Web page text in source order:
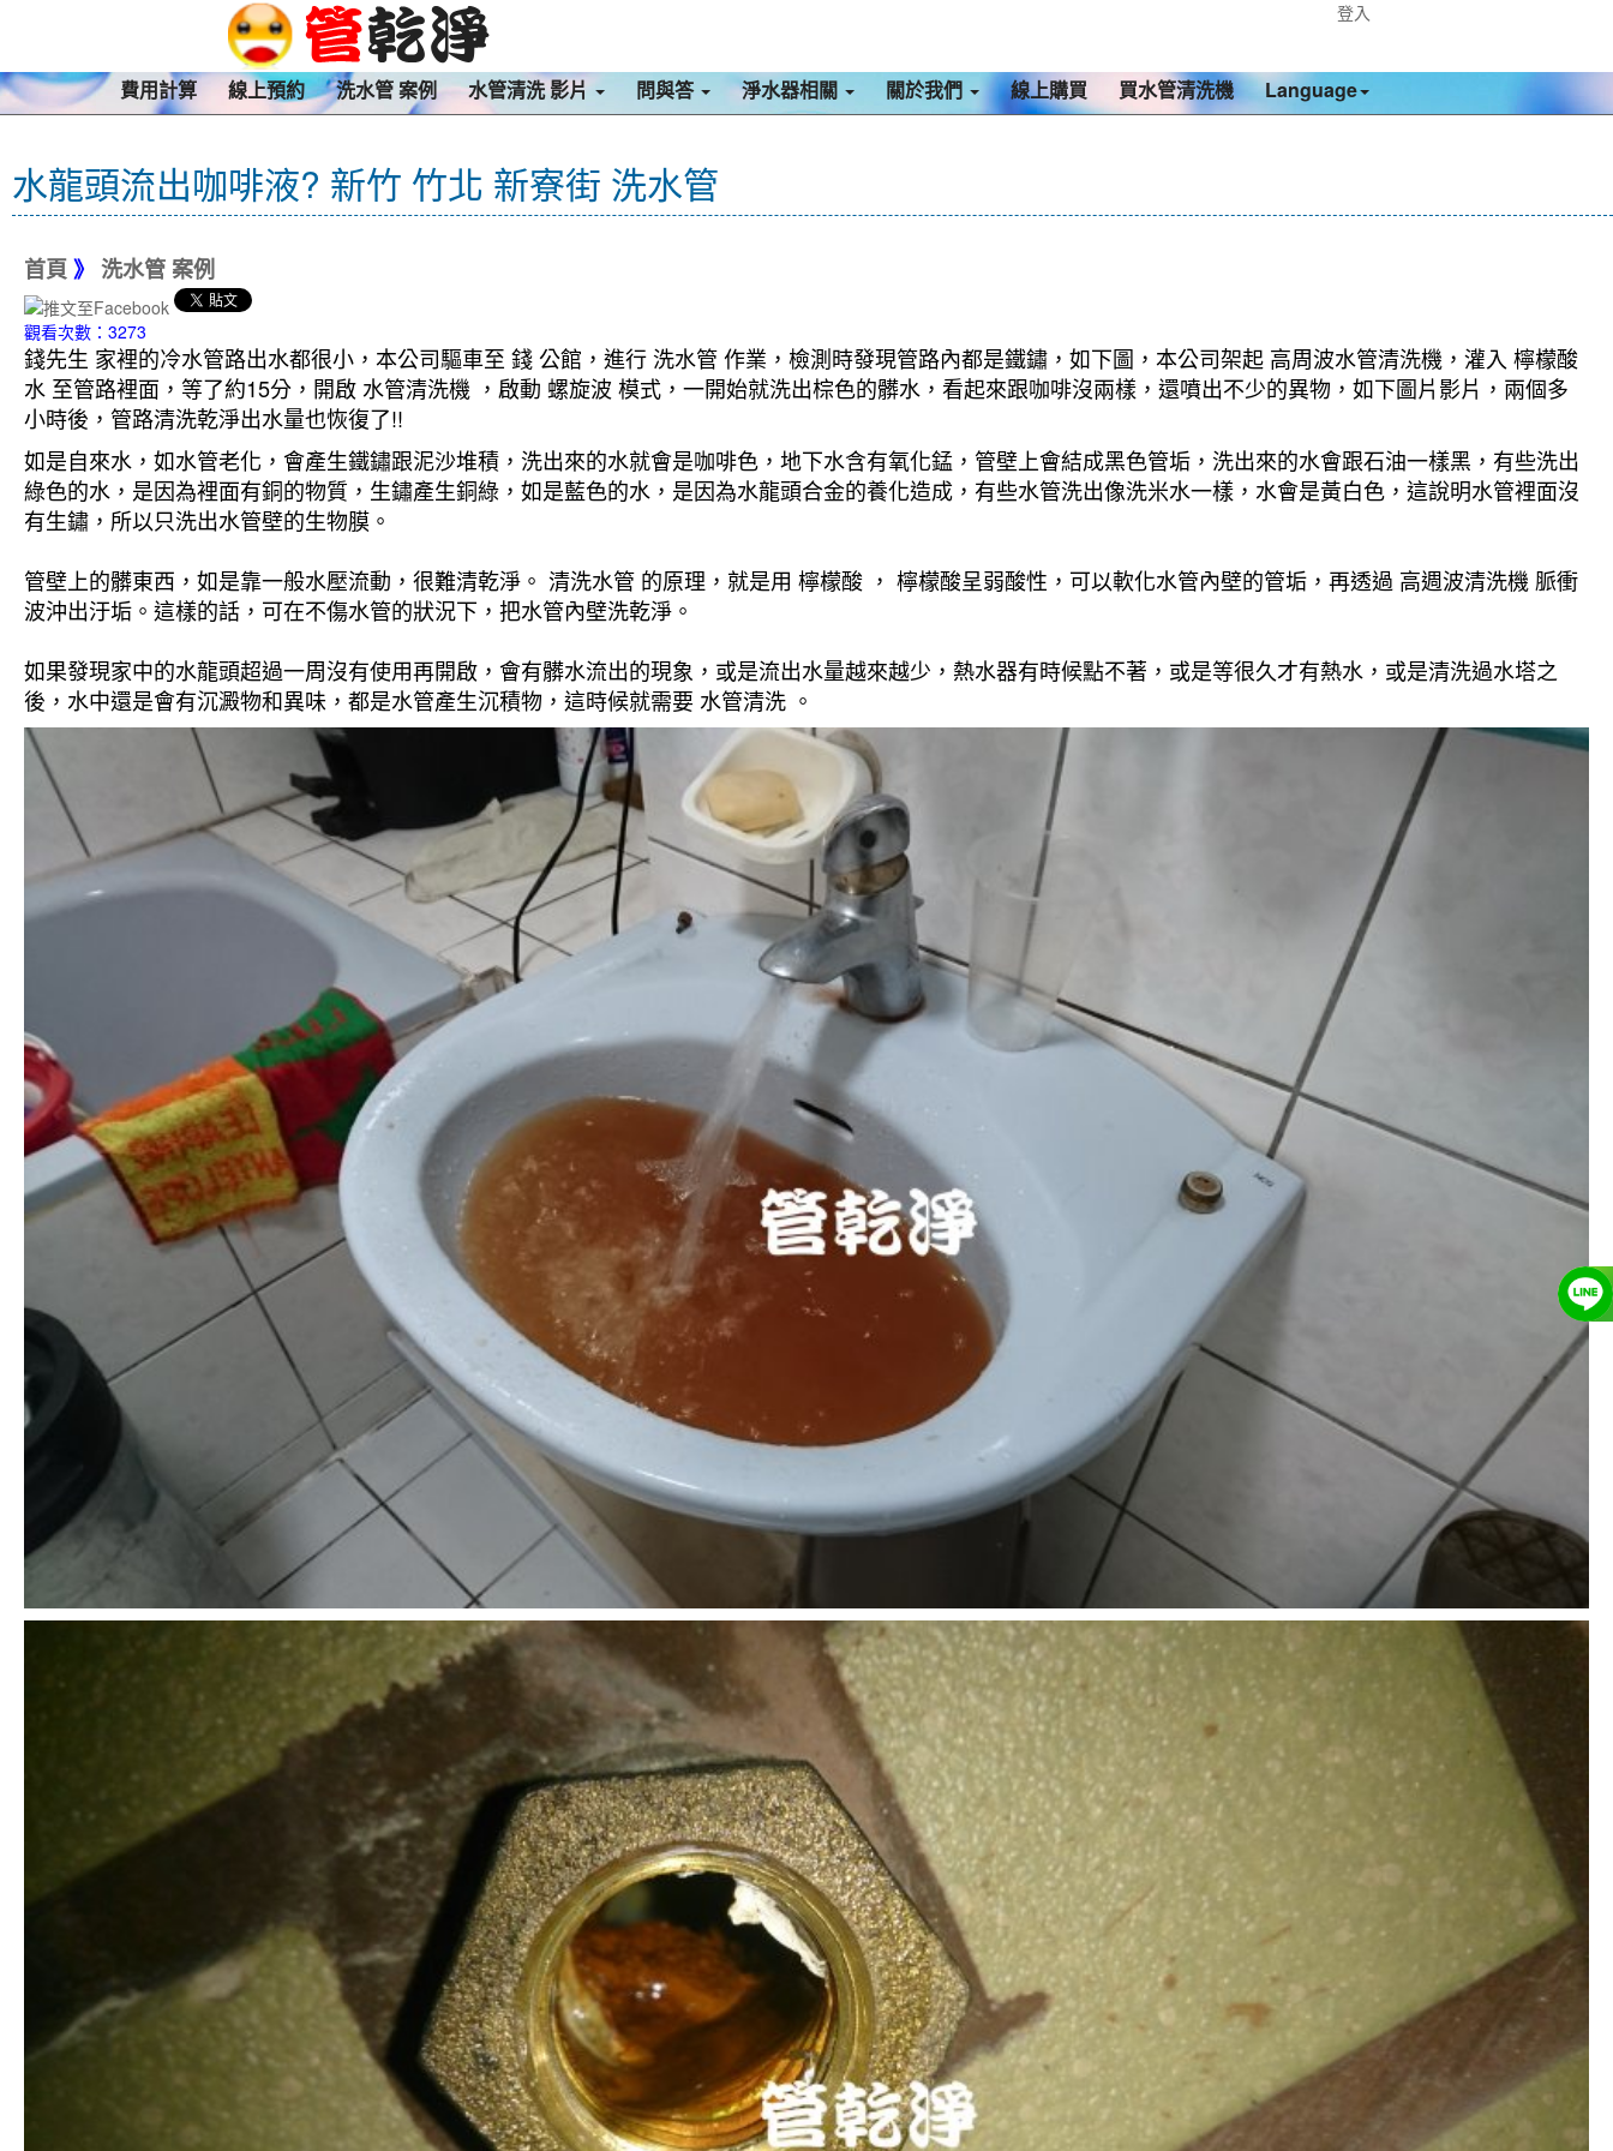
登入
費用計算 線上預約 洗水管 案例 水管清洗 影片 問與答 淨水器相關 關於我們 線上購買 買水管清洗機 Language
水龍頭流出咖啡液? 新竹 竹北 新寮街 洗水管
首頁 》 洗水管 案例
觀看次數：3273
錢先生 家裡的冷水管路出水都很小，本公司驅車至 錢 公館，進行 洗水管 作業，檢測時發現管路內都是鐵鏽，如下圖，本公司架起 高周波水管清洗機，灌入 檸檬酸
水 至管路裡面，等了約15分，開啟 水管清洗機 ，啟動 螺旋波 模式，一開始就洗出棕色的髒水，看起來跟咖啡沒兩樣，還噴出不少的異物，如下圖片影片，兩個多
小時後，管路清洗乾淨出水量也恢復了!!
如是自來水，如水管老化，會產生鐵鏽跟泥沙堆積，洗出來的水就會是咖啡色，地下水含有氧化錳，管壁上會結成黑色管垢，洗出來的水會跟石油一樣黑，有些洗出
綠色的水，是因為裡面有銅的物質，生鏽產生銅綠，如是藍色的水，是因為水龍頭合金的養化造成，有些水管洗出像洗米水一樣，水會是黃白色，這說明水管裡面沒
有生鏽，所以只洗出水管壁的生物膜。
管壁上的髒東西，如是靠一般水壓流動，很難清乾淨。 清洗水管 的原理，就是用 檸檬酸 ， 檸檬酸呈弱酸性，可以軟化水管內壁的管垢，再透過 高週波清洗機 脈衝
波沖出汙垢。這樣的話，可在不傷水管的狀況下，把水管內壁洗乾淨。
如果發現家中的水龍頭超過一周沒有使用再開啟，會有髒水流出的現象，或是流出水量越來越少，熱水器有時候點不著，或是等很久才有熱水，或是清洗過水塔之
後，水中還是會有沉澱物和異味，都是水管產生沉積物，這時候就需要 水管清洗 。